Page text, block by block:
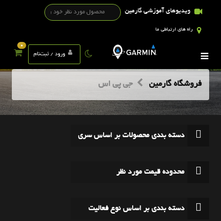
ویدیوهای آموزشی گارمین
راه های ارتباطی ما
ورود / ثبت‌نام
0
فروشگاه گارمین جی پی اس
دسته بندی محصولات بر اساس سری
محدوده قیمت مورد نظر
دسته بندی بر اساس نوع فعالیت